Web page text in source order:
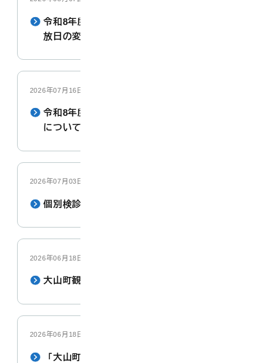
令和8年度夏季休業中のプール開放について【開
放日の変更情報※8月7日更新】
2026年07月16日
令和8年度第2回大山町職員採用資格試験の実施
について
2026年07月03日
個別検診（医療機関委託検診）
2026年06月18日
大山町観光振興ビジョン
2026年06月18日
「大山町観光振興ビジョン（案）」へのパブリ